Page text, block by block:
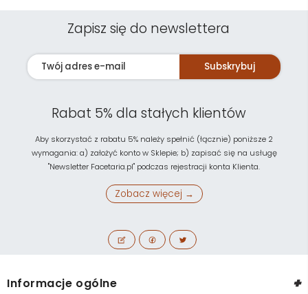
Zapisz się do newslettera
Subskrybuj
Rabat 5% dla stałych klientów
Aby skorzystać z rabatu 5% należy spełnić (łącznie) poniższe 2
wymagania: a) założyć konto w Sklepie; b) zapisać się na usługę
"Newsletter Facetaria.pl" podczas rejestracji konta Klienta.
Zobacz więcej →
Informacje ogólne +